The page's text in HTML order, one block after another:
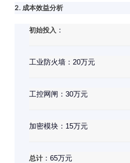
2. 成本效益分析
初始投入 ：
工业防火墙：20万元
工控网闸：30万元
加密模块：15万元
总计 ：65万元